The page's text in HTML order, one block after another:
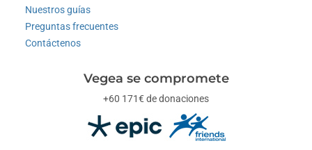
Nuestros guías
Preguntas frecuentes
Contáctenos
Vegea se compromete
+60 171€ de donaciones